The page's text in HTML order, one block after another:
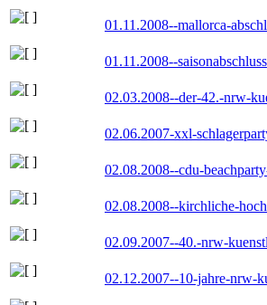
01.11.2008--mallorca-
01.11.2008--
02.03.2008--der-42.-nrw-
02.06.2007-xxl-
02.08.2008--cdu-
02.08.2008--kirchliche-
02.09.2007--40.-nrw-
02.12.2007--10-jahre-nrw-